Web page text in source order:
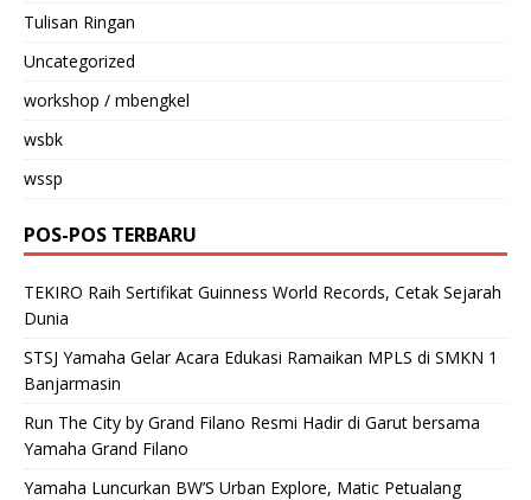
Tulisan Ringan
Uncategorized
workshop / mbengkel
wsbk
wssp
POS-POS TERBARU
TEKIRO Raih Sertifikat Guinness World Records, Cetak Sejarah
Dunia
STSJ Yamaha Gelar Acara Edukasi Ramaikan MPLS di SMKN 1
Banjarmasin
Run The City by Grand Filano Resmi Hadir di Garut bersama
Yamaha Grand Filano
Yamaha Luncurkan BW’S Urban Explore, Matic Petualang